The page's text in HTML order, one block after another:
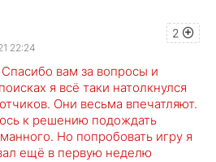
2
22:24
Спасибо вам за вопросы и
я всё таки натолкнулся
Они весьма впечатляют.
к решению подождать
Но попробовать игру я
ещё в первую неделю